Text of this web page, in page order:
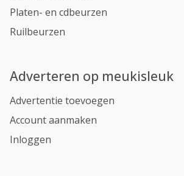
Platen- en cdbeurzen
Ruilbeurzen
Adverteren op meukisleuk
Advertentie toevoegen
Account aanmaken
Inloggen